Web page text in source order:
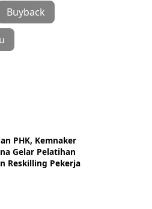
Buyback
PHK, Kemnaker
Gelar Pelatihan
Reskilling Pekerja